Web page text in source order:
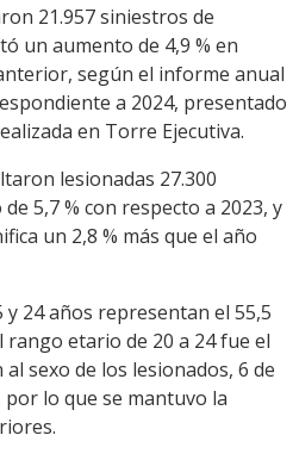
Link
21.957 siniestros de
un aumento de 4,9 % en
según el informe anual
a 2024, presentado
en Torre Ejecutiva.
lesionadas 27.300
5,7 % con respecto a 2023, y
un 2,8 % más que el año
24 años representan el 55,5
rango etario de 20 a 24 fue el
sexo de los lesionados, 6 de
lo que se mantuvo la